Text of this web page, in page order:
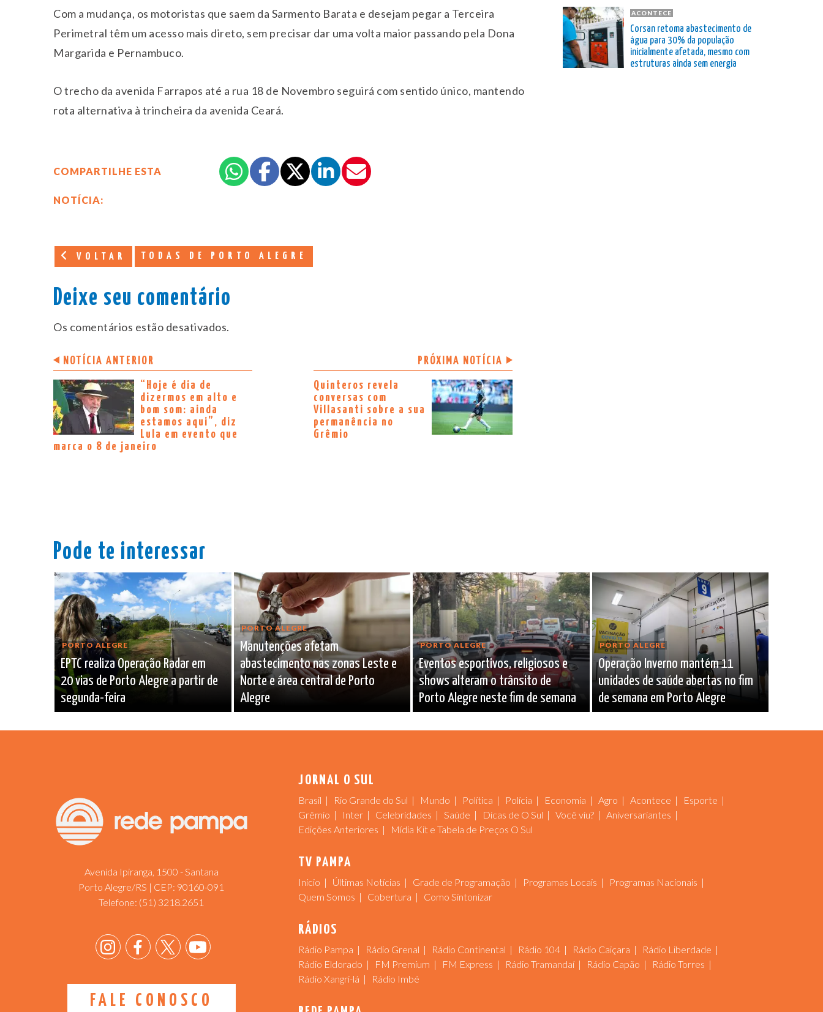
Com a mudança, os motoristas que saem da Sarmento Barata e desejam pegar a Terceira
Perimetral têm um acesso mais direto, sem precisar dar uma volta maior passando pela Dona
Margarida e Pernambuco.
O trecho da avenida Farrapos até a rua 18 de Novembro seguirá com sentido único, mantendo
rota alternativa à trincheira da avenida Ceará.
COMPARTILHE ESTA
NOTÍCIA:
VOLTAR TODAS DE PORTO ALEGRE
Deixe seu comentário
Os comentários estão desativados.
NOTÍCIA ANTERIOR
“Hoje é dia de
dizermos em alto e
bom som: ainda
estamos aqui”, diz
Lula em evento que
marca o 8 de janeiro
PRÓXIMA NOTÍCIA
Quinteros revela
conversas com
Villasanti sobre a sua
permanência no
Grêmio
ACONTECE
Corsan retoma abastecimento de
água para 30% da população
inicialmente afetada, mesmo com
estruturas ainda sem energia
Pode te interessar
PORTO ALEGRE
EPTC realiza Operação Radar em
20 vias de Porto Alegre a partir de
segunda-feira
PORTO ALEGRE
Manutenções afetam
abastecimento nas zonas Leste e
Norte e área central de Porto
Alegre
PORTO ALEGRE
Eventos esportivos, religiosos e
shows alteram o trânsito de
Porto Alegre neste fim de semana
PORTO ALEGRE
Operação Inverno mantém 11
unidades de saúde abertas no fim
de semana em Porto Alegre
Avenida Ipiranga, 1500 - Santana
Porto Alegre/RS | CEP: 90160-091
Telefone: (51) 3218.2651
FALE CONOSCO
JORNAL O SUL
Brasil Rio Grande do Sul Mundo Política Polícia Economia Agro Acontece
Esporte
Grêmio
Inter Celebridades Saúde Dicas de O Sul Você viu?
Aniversariantes
Edições Anteriores
Mídia Kit e Tabela de Preços O Sul
TV PAMPA
Início Últimas Notícias Grade de Programação Programas Locais
Programas Nacionais
Quem Somos
Cobertura Como Sintonizar
RÁDIOS
Rádio Pampa Rádio Grenal Rádio Continental Rádio 104 Rádio Caiçara
Rádio Liberdade
Rádio Eldorado
FM Premium FM Express Rádio Tramandaí Rádio Capão
Rádio Torres
Rádio Xangri-lá
Rádio Imbé